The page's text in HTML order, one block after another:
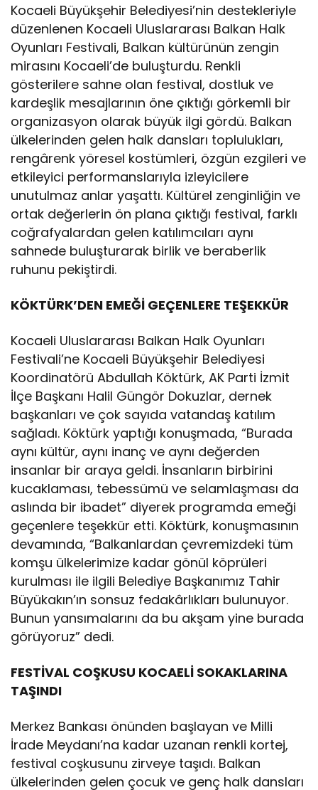
Kocaeli Büyükşehir Belediyesi’nin destekleriyle
düzenlenen Kocaeli Uluslararası Balkan Halk
Oyunları Festivali, Balkan kültürünün zengin
mirasını Kocaeli’de buluşturdu. Renkli
gösterilere sahne olan festival, dostluk ve
kardeşlik mesajlarının öne çıktığı görkemli bir
organizasyon olarak büyük ilgi gördü. Balkan
ülkelerinden gelen halk dansları toplulukları,
rengârenk yöresel kostümleri, özgün ezgileri ve
etkileyici performanslarıyla izleyicilere
unutulmaz anlar yaşattı. Kültürel zenginliğin ve
ortak değerlerin ön plana çıktığı festival, farklı
coğrafyalardan gelen katılımcıları aynı
sahnede buluşturarak birlik ve beraberlik
ruhunu pekiştirdi.
KÖKTÜRK’DEN EMEĞİ GEÇENLERE TEŞEKKÜR
Kocaeli Uluslararası Balkan Halk Oyunları
Festivali’ne Kocaeli Büyükşehir Belediyesi
Koordinatörü Abdullah Köktürk, AK Parti İzmit
İlçe Başkanı Halil Güngör Dokuzlar, dernek
başkanları ve çok sayıda vatandaş katılım
sağladı. Köktürk yaptığı konuşmada, “Burada
aynı kültür, aynı inanç ve aynı değerden
insanlar bir araya geldi. İnsanların birbirini
kucaklaması, tebessümü ve selamlaşması da
aslında bir ibadet” diyerek programda emeği
geçenlere teşekkür etti. Köktürk, konuşmasının
devamında, “Balkanlardan çevremizdeki tüm
komşu ülkelerimize kadar gönül köprüleri
kurulması ile ilgili Belediye Başkanımız Tahir
Büyükakın’ın sonsuz fedakârlıkları bulunuyor.
Bunun yansımalarını da bu akşam yine burada
görüyoruz” dedi.
FESTİVAL COŞKUSU KOCAELİ SOKAKLARINA
TAŞINDI
Merkez Bankası önünden başlayan ve Milli
İrade Meydanı’na kadar uzanan renkli kortej,
festival coşkusunu zirveye taşıdı. Balkan
ülkelerinden gelen çocuk ve genç halk dansları